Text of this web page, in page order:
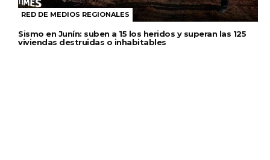
RED DE MEDIOS REGIONALES
Sismo en Junín: suben a 15 los heridos y superan las 125
viviendas destruidas o inhabitables